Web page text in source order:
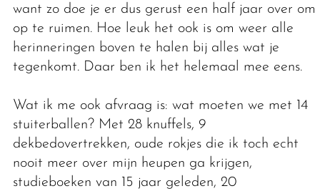
want zo doe je er dus gerust een half jaar over om
op te ruimen. Hoe leuk het ook is om weer alle
herinneringen boven te halen bij alles wat je
tegenkomt. Daar ben ik het helemaal mee eens.
Wat ik me ook afvraag is: wat moeten we met 14
stuiterballen? Met 28 knuffels, 9
dekbedovertrekken, oude rokjes die ik toch echt
nooit meer over mijn heupen ga krijgen,
studieboeken van 15 jaar geleden, 20